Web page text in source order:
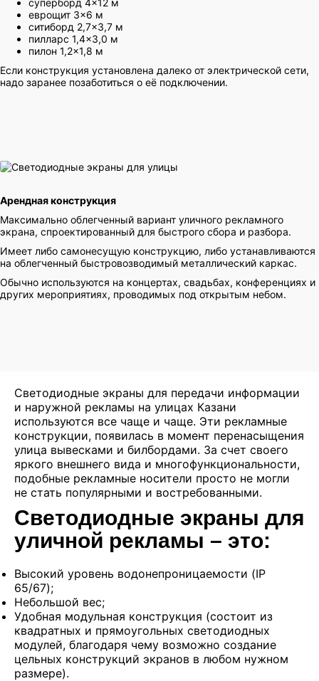
суперборд 4×12 м
еврощит 3×6 м
ситиборд 2,7×3,7 м
пилларс 1,4×3,0 м
пилон 1,2×1,8 м
Если конструкция установлена далеко от электрической сети,
надо заранее позаботиться о её подключении.
Арендная конструкция
Максимально облегченный вариант уличного рекламного
экрана, спроектированный для быстрого сбора и разбора.
Имеет либо самонесущую конструкцию, либо устанавливаются
на облегченный быстровозводимый металлический каркас.
Обычно используются на концертах, свадьбах, конференциях и
других мероприятиях, проводимых под открытым небом.
Светодиодные экраны для передачи информации
и наружной рекламы на улицах Казани
используются все чаще и чаще. Эти рекламные
конструкции, появилась в момент перенасыщения
улица вывесками и билбордами. За счет своего
яркого внешнего вида и многофункциональности,
подобные рекламные носители просто не могли
не стать популярными и востребованными.
Светодиодные экраны для
уличной рекламы – это:
Высокий уровень водонепроницаемости (IP
65/67);
Небольшой вес;
Удобная модульная конструкция (состоит из
квадратных и прямоугольных светодиодных
модулей, благодаря чему возможно создание
цельных конструкций экранов в любом нужном
размере).